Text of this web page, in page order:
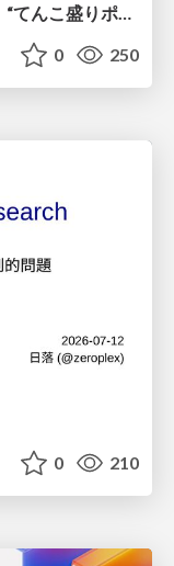
改善しないと、タスクが回らない。 “てんこ盛りポジション” を引き継いだ情シスの、入社3ヶ月の業務改善録
0 250
0 210